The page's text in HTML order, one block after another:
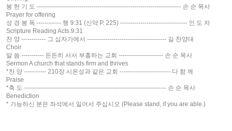
봉 헌 기 도 ----------------------------------------------------------------------- 손 순 목사
Prayer for offering
성 경 봉 독 ------------ 행 9:31 (신약 P. 225) --------------------------------- 인 도 자
Scripture Reading Acts.9:31
찬 양 ------------ 그 십자가에서 --------------------------------------- 길 찬양대
Choir
말 씀 ----------- 든든히 서서 부흥하는 교회 ---------------------- 손 순 목사
Sermon A church that stands firm and thrives
*찬 양 ----------- 210장 시온성과 같은 교회 ------------------------- 다 함 께
Praise
*축 도 ---------------------------------------------------------------------- 손 순 목사
Benediction
* 가능하신 분은 좌석에서 일어서 주십시오 (Please stand, if you are able.)